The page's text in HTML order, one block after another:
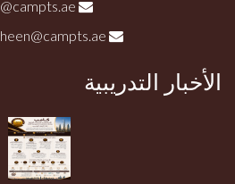
الأخبار التدريبية